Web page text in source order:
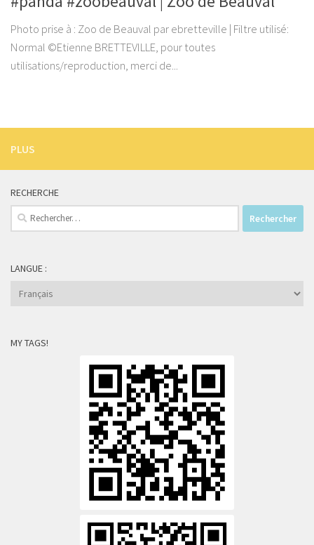
Photo prise à : Zoo de Beauval par ebretteville | Filtre utilisé:
Normal ©Etienne BRETTEVILLE, pour toutes
utilisations/reproduction, merci de...
PLUS
RECHERCHE
Rechercher :
LANGUE :
MY TAGS!